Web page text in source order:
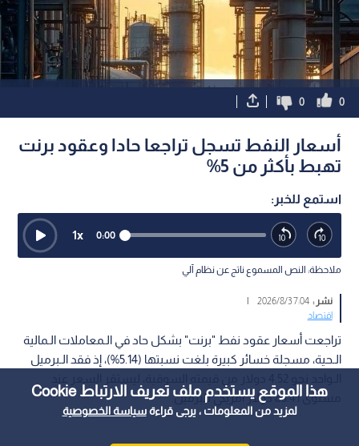
هذا الموقع يستخدم ملف تعريف الارتباط Cookie
لمزيد من المعلومات ، يرجى قراءةسياسة الخصوصية
0
0
أسعار النفط تسجل تراجعا حادا وعقود برنت
تهبط بأكثر من 5%
استمع للخبر:
0:00
1x
ملاحظة: النص المسموع ناتج عن نظام آلي
نشر :7:04 2026/8/3
|
اقتصاد
تراجعت أسعار عقود نفط "برنت" بشكل حاد في الـمعاملات الـمالية
الـحية، مسجلة خسائر كبيرة بلغت نسبتها (5.14%)، إذ فقد الـبرميل
مستوى 83.41 دولار أمريكي للبرميل.